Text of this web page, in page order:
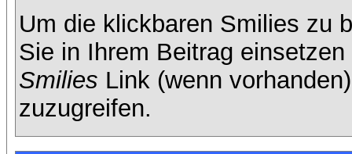
Um die klickbaren Smilies zu
Sie in Ihrem Beitrag
Smilies Link (wenn
zuzugreifen.